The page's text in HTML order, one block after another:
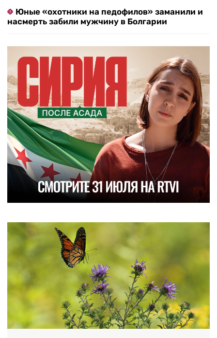
Юные «охотники на педофилов» заманили и
насмерть забили мужчину в Болгарии